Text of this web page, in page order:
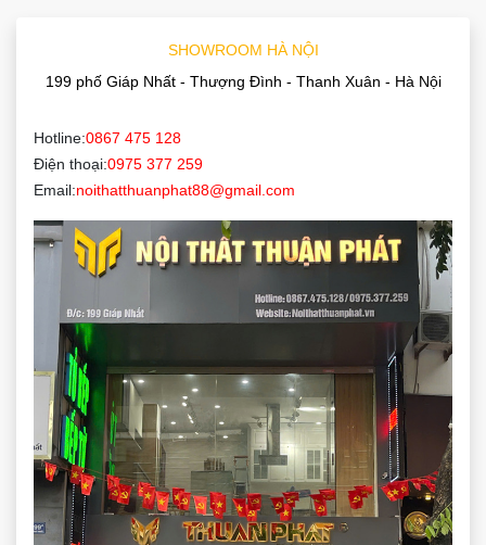
SHOWROOM HÀ NỘI
199 phố Giáp Nhất - Thượng Đình - Thanh Xuân - Hà Nội
Hotline:0867 475 128
Điện thoại:0975 377 259
Email:noithatthuanphat88@gmail.com